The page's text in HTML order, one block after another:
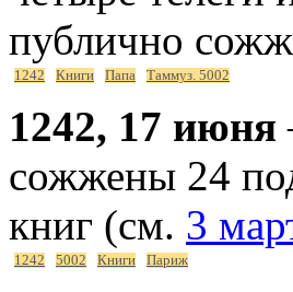
публично
1242 Книги Папа Таммуз. 5002
1242, 17 июня
сожжены 24
книг (см. 3
1242 5002 Книги Париж